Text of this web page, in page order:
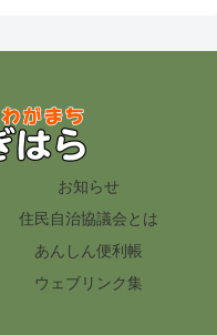
お知らせ
住民自治協議会とは
あんしん便利帳
ウェブリンク集